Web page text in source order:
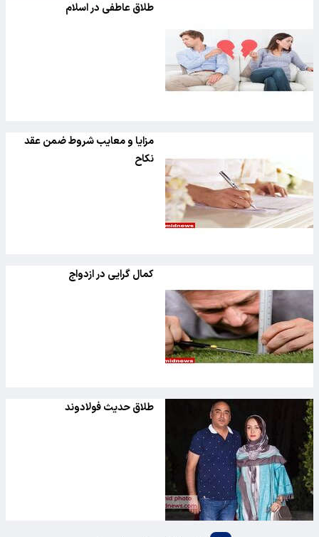
طلاق عاطفی در اسلام
مزایا و معایب شروط ضمن عقد
نکاح
کمال گرایی در ازدواج
طلاق حدیث فولادوند